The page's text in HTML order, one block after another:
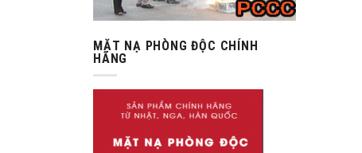
MẶT NẠ PHÒNG ĐỘC CHÍNH
HÃNG